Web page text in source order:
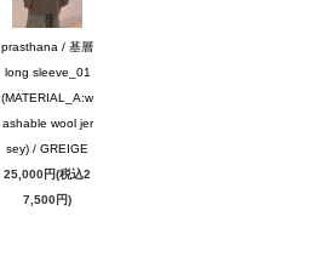
prasthana / 基層
long sleeve_01
(MATERIAL_A:w
ashable wool jer
sey) / GREIGE
25,000円(税込2
7,500円)